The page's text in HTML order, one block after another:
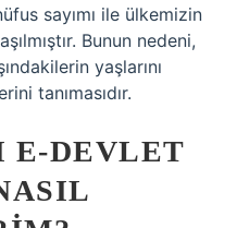
sayımı ile ülkemizin
Bunun nedeni,
yaşlarını
tanımasıdır.
E-DEVLET